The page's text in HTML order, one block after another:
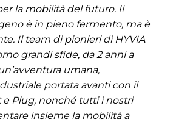
la mobilità del futuro. Il
è in pieno fermento, ma è
Il team di pionieri di HYVIA
grandi sfide, da 2 anni a
umana,
portata avanti con il
e Plug, nonché tutti i nostri
insieme la mobilità a